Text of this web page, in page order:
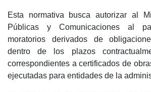
Esta normativa busca autorizar al
Públicas y Comunicaciones al
moratorios derivados de
dentro de los plazos
correspondientes a certificados de
ejecutadas para entidades de la